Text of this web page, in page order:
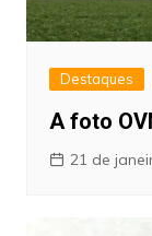
Destaques
A foto
21 de